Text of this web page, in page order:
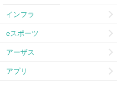
インフラ
eスポーツ
アーザス
アプリ